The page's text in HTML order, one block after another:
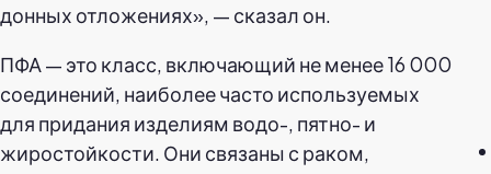
донных отложениях», — сказал он.
ПФА — это класс, включающий не менее 16 000
соединений, наиболее часто используемых
для придания изделиям водо-, пятно- и
жиростойкости. Они связаны с раком,